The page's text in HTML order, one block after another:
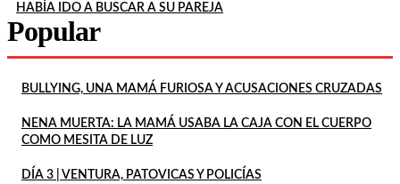
HABÍA IDO A BUSCAR A SU PAREJA
Popular
BULLYING, UNA MAMÁ FURIOSA Y ACUSACIONES CRUZADAS
NENA MUERTA: LA MAMÁ USABA LA CAJA CON EL CUERPO
COMO MESITA DE LUZ
DÍA 3 | VENTURA, PATOVICAS Y POLICÍAS